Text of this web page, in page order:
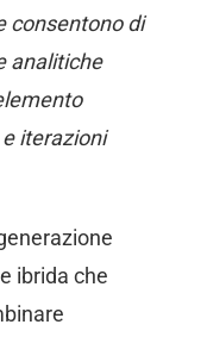
consentono di
analitiche
iterazioni
ibrida che